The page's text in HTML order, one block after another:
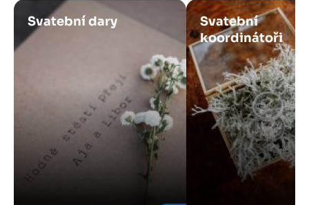
Obrázek
Svatební dary
Obrázek
Svatební
koordinátoři